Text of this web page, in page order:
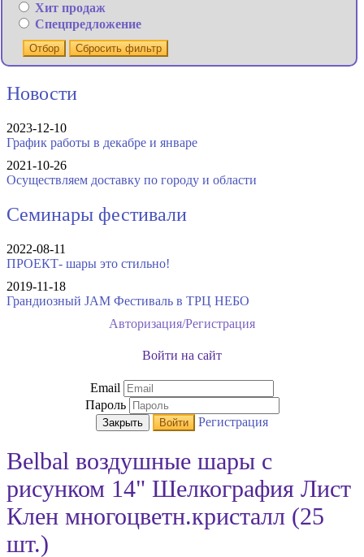
Хит продаж
Спецпредложение
Отбор Сбросить фильтр
Новости
2023-12-10
График работы в декабре и январе
2021-10-26
Осуществляем доставку по городу и области
Семинары фестивали
2022-08-11
ПРОЕКТ- шары это стильно!
2019-11-18
Грандиозный JAM Фестиваль в ТРЦ НЕБО
Авторизация/Регистрация
Войти на сайт
Email
Пароль
Закрыть Войти Регистрация
Belbal воздушные шары с
рисунком 14" Шелкография Лист
Клен многоцветн.кристалл (25
шт.)